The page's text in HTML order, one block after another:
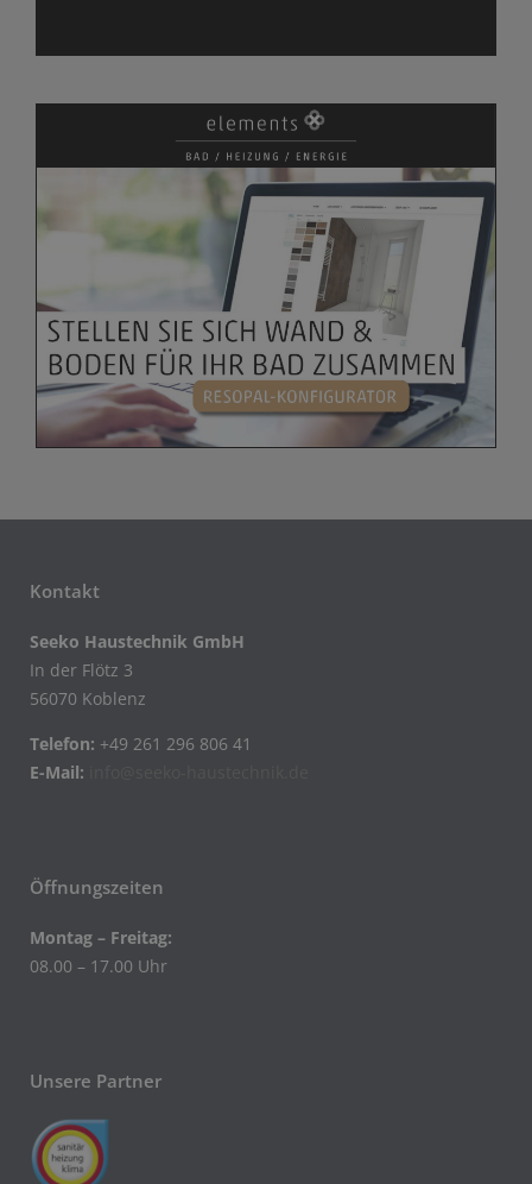
Kontakt
Seeko Haustechnik GmbH
In der Flötz 3
56070 Koblenz
Telefon: +49 261 296 806 41
E-Mail:
Öffnungszeiten
Montag – Freitag:
08.00 – 17.00 Uhr
Unsere Partner